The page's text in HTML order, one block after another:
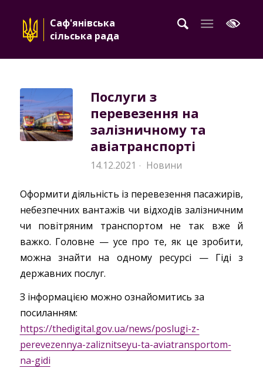
Саф'янівська
сільська рада
Послуги з
перевезення на
залізничному та
авіатранспорті
14.12.2021 · Новини
Оформити діяльність із перевезення пасажирів,
небезпечних вантажів чи відходів залізничним
чи повітряним транспортом не так вже й
важко. Головне — усе про те, як це зробити,
можна знайти на одному ресурсі — Гіді з
державних послуг.
З інформацією можно ознайомитись за
посиланням:
https://thedigital.gov.ua/news/poslugi-z-
perevezennya-zaliznitseyu-ta-aviatransportom-
na-gidi